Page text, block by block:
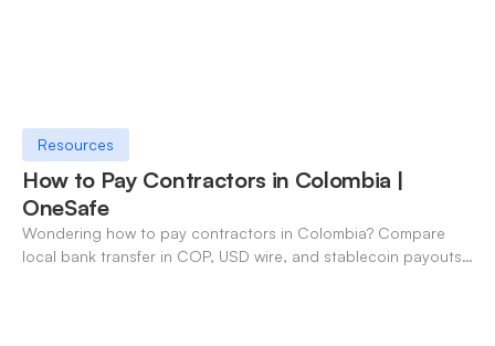
Resources
How to Pay Contractors in Colombia |
OneSafe
Wondering how to pay contractors in Colombia? Compare
local bank transfer in COP, USD wire, and stablecoin payouts.